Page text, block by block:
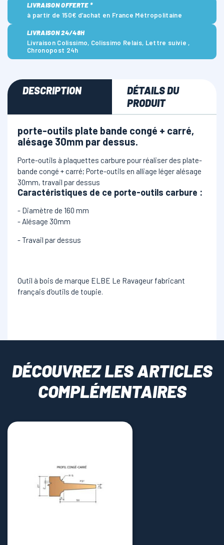
LIVRAISON OFFERTE *
à partir de 150€ d’achat en France Métropolitaine
LIVRAISON 24/48H
Livraison Colissimo, Colissimo Relais, Lettre suivie ,
Chronopost 24h
DESCRIPTION
DÉTAILS DU
PRODUIT
porte-outils plate bande congé + carré,
alésage 30mm par dessus.
Porte-outils à plaquettes carbure pour réaliser des plate-
bande congé + carré; Porte-outils en alliage léger alésage
30mm, travail par dessus
Caractéristiques de ce porte-outils carbure :
- Diamètre de 160 mm
- Alésage 30mm
- Travail par dessus
Outil à bois de marque ELBE Le Ravageur fabricant
français d'outils de toupie.
DÉCOUVREZ LES ARTICLES
COMPLÉMENTAIRES